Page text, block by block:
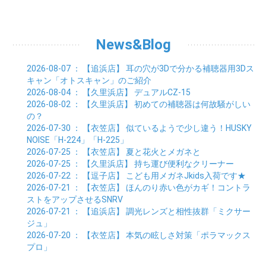
01月 (7)
02月 (6)
01月 (9)
03月 (7)
02月 (6)
01月 (9)
06月 (5)
News&Blog
2026-08-07 ： 【追浜店】 耳の穴が3Dで分かる補聴器用3Dス
キャン「オトスキャン」のご紹介
2026-08-04 ： 【久里浜店】 デュアルCZ-15
2026-08-02 ： 【久里浜店】 初めての補聴器は何故騒がしい
の？
2026-07-30 ： 【衣笠店】 似ているようで少し違う！HUSKY
NOISE「H-224」「H-225」
2026-07-25 ： 【衣笠店】 夏と花火とメガネと
2026-07-25 ： 【久里浜店】 持ち運び便利なクリーナー
2026-07-22 ： 【逗子店】
こども用メガネJkids入荷です★
2026-07-21
： 【衣笠店】 ほんのり赤い色がカギ！コントラ
ストをアップさせるSNRV
2026-07-21
： 【追浜店】 調光レンズと相性抜群「ミクサー
ジュ」
2026-07-20 ： 【衣笠店】 本気の眩しさ対策「ポラマックス
プロ」